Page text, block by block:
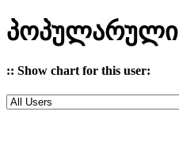
პოპულარული
:: Show chart for this user: